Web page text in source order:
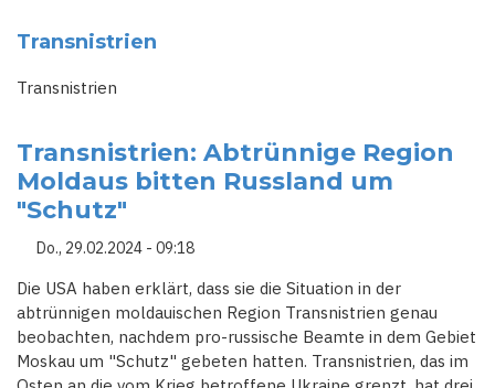
Transnistrien
Transnistrien
Transnistrien: Abtrünnige Region
Moldaus bitten Russland um
"Schutz"
Do., 29.02.2024 - 09:18
Die USA haben erklärt, dass sie die Situation in der
abtrünnigen moldauischen Region Transnistrien genau
beobachten, nachdem pro-russische Beamte in dem Gebiet
Moskau um "Schutz" gebeten hatten. Transnistrien, das im